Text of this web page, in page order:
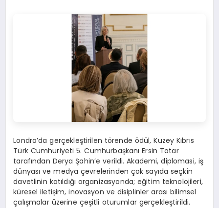
Londra’da gerçekleştirilen törende ödül, Kuzey Kıbrıs
Türk Cumhuriyeti 5. Cumhurbaşkanı Ersin Tatar
tarafından Derya Şahin’e verildi. Akademi, diplomasi, iş
dünyası ve medya çevrelerinden çok sayıda seçkin
davetlinin katıldığı organizasyonda; eğitim teknolojileri,
küresel iletişim, inovasyon ve disiplinler arası bilimsel
çalışmalar üzerine çeşitli oturumlar gerçekleştirildi.